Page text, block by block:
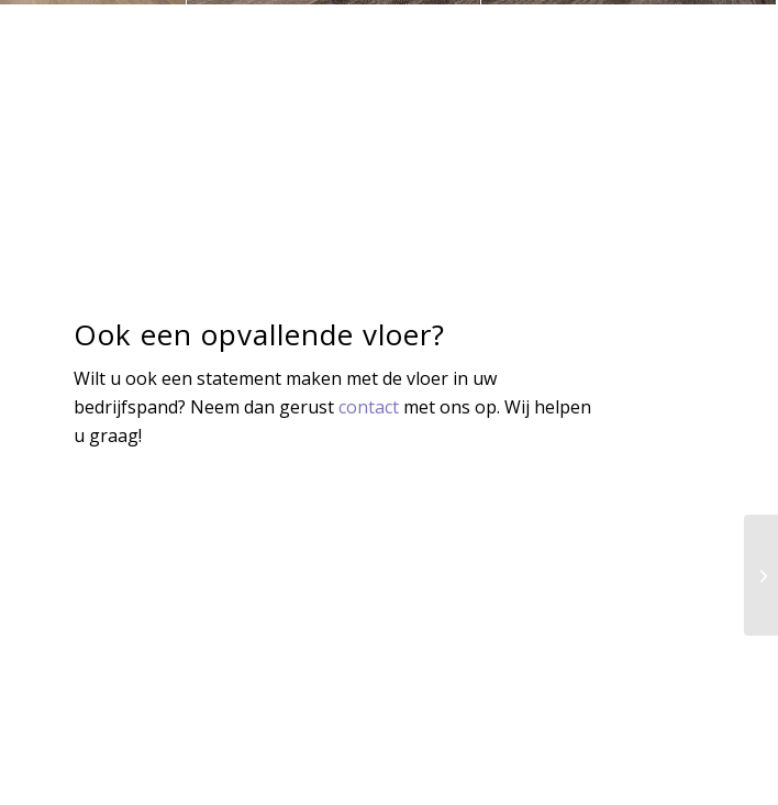
Ook een opvallende vloer?
Wilt u ook een statement maken met de vloer in uw
bedrijfspand? Neem dan gerustcontactmet ons op. Wij helpen
u graag!